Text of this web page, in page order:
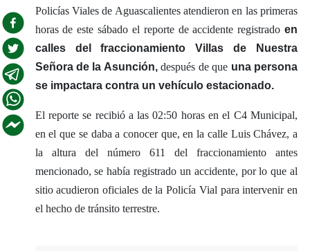
Policías Viales de Aguascalientes atendieron en las primeras
horas de este sábado el reporte de accidente registrado en
calles del fraccionamiento Villas de Nuestra
Señora de la Asunción,después de que una persona
se impactara contra un vehículo estacionado.
El reporte se recibió a las 02:50 horas en el C4 Municipal,
en el que se daba a conocer que, en la calle Luis Chávez, a
la altura del número 611 del fraccionamiento antes
mencionado, se había registrado un accidente, por lo que al
sitio acudieron oficiales de la Policía Vial para intervenir en
el hecho de tránsito terrestre.